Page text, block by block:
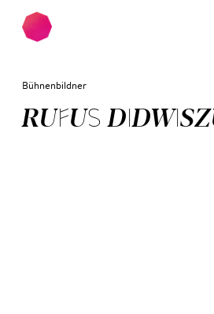
Zum Hauptinhalt springen Zum
Bühnenbildner
RU­FUS